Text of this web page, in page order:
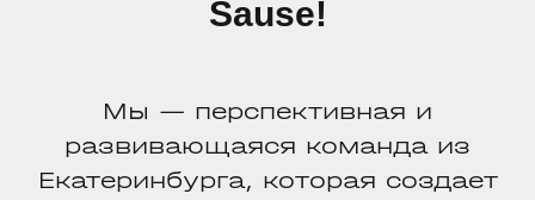
Sause!
Мы — перспективная и
развивающаяся команда из
Екатеринбурга, которая создает